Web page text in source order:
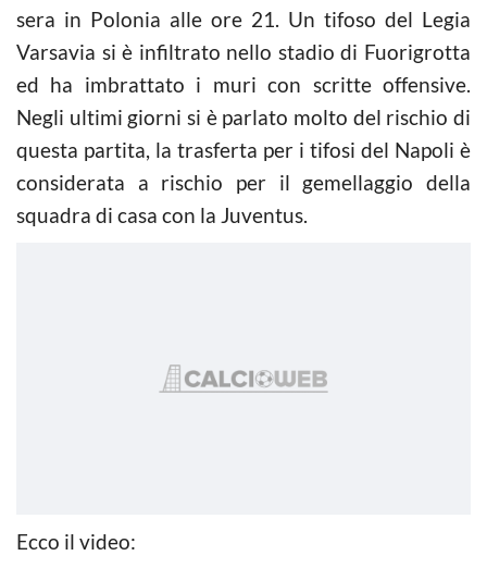
sera in Polonia alle ore 21. Un tifoso del Legia
Varsavia si è infiltrato nello stadio di Fuorigrotta
ed ha imbrattato i muri con scritte offensive.
Negli ultimi giorni si è parlato molto del rischio di
questa partita, la trasferta per i tifosi del Napoli è
considerata a rischio per il gemellaggio della
squadra di casa con la Juventus.
Ecco il video: